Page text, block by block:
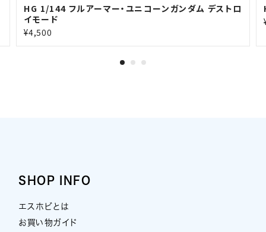
HG 1/144 フルアーマー・ユニコーンガンダム デストロ
イモード
¥4,500
SHOP INFO
エスホビとは
お買い物ガイド